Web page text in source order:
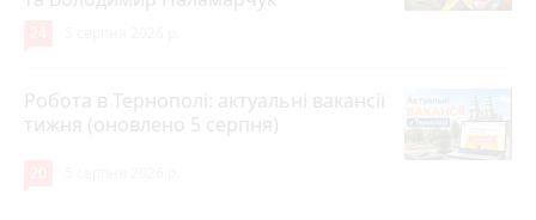
Робота в Тернополі: актуальні вакансії
тижня (оновлено 5 серпня)